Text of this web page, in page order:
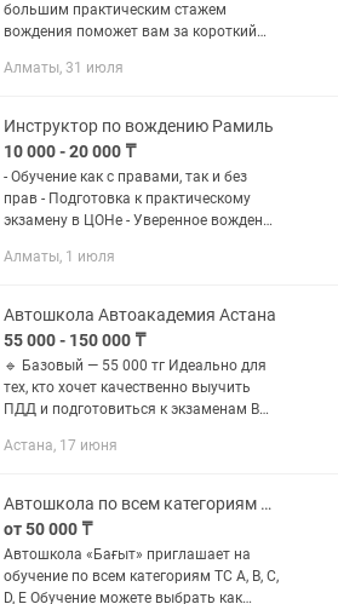
большим практическим стажем
вождения поможет вам за короткий
автомобиля в самых сложных
все виды...
Алматы, 31 июля
Инструктор по вождению Рамиль
10 000 - 20 000 ₸
- Обучение как с правами, так и без
прав - Подготовка к практическому
экзамену в ЦОНе - Уверенное вождение
успешно сдают практический экзамен
Алматы, 1 июля
Автошкола Автоакадемия Астана
55 000 - 150 000 ₸
🔹 Базовый — 55 000 тг Идеально для
тех, кто хочет качественно выучить
ПДД и подготовиться к экзаменам В
офлайн — можно учиться в удобное
Астана, 17 июня
Автошкола по всем категориям вождения
от 50 000 ₸
Автошкола «Бағыт» приглашает на
обучение по всем категориям ТС A, B, C,
D, E Обучение можете выбрать как